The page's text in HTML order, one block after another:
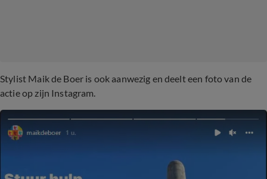
Stylist Maik de Boer is ook aanwezig en deelt een foto van de
actie op zijn Instagram.